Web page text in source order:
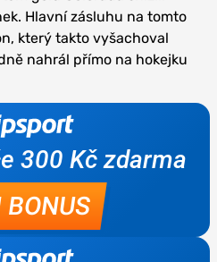
Hlavní zásluhu na tomto
který takto vyšachoval
nahrál přímo na hokejku